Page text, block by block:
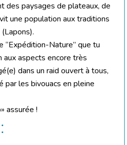
des paysages de plateaux, de
une population aux traditions
“Expédition-Nature” que tu
aux aspects encore très
dans un raid ouvert à tous,
par les bivouacs en pleine
assurée !